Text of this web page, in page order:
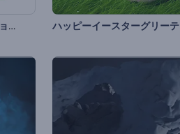
ホッピーイースター用アニメーション